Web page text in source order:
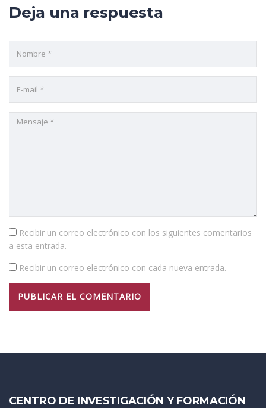
Deja una respuesta
Recibir un correo electrónico con los siguientes comentarios
a esta entrada.
Recibir un correo electrónico con cada nueva entrada.
CENTRO DE INVESTIGACIÓN Y FORMACIÓN